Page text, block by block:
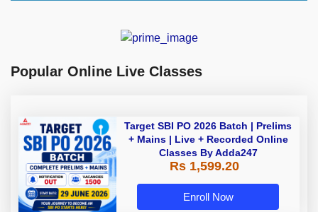
Popular Online Live Classes
Target SBI PO 2026 Batch | Prelims
+ Mains | Live + Recorded Online
Classes By Adda247
Rs 1,599.20
Enroll Now